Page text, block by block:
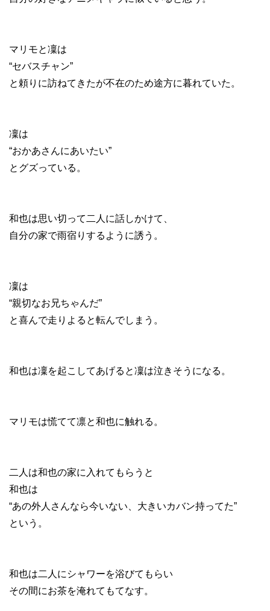
マリモと凜は
“セバスチャン”
と頼りに訪ねてきたが不在のため途方に暮れていた。
凜は
“おかあさんにあいたい”
とグズっている。
和也は思い切って二人に話しかけて、
自分の家で雨宿りするように誘う。
凜は
“親切なお兄ちゃんだ”
と喜んで走りよると転んでしまう。
和也は凜を起こしてあげると凜は泣きそうになる。
マリモは慌てて凛と和也に触れる。
二人は和也の家に入れてもらうと
和也は
“あの外人さんなら今いない、大きいカバン持ってた”
という。
和也は二人にシャワーを浴びてもらい
その間にお茶を淹れてもてなす。